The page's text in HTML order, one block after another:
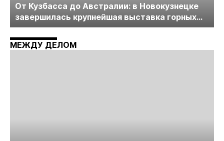
От Кузбасса до Австралии: в Новокузнецке
завершилась крупнейшая выставка горных
технологий «Недра России. Уголь России и
Майнинг»
МЕЖДУ ДЕЛОМ